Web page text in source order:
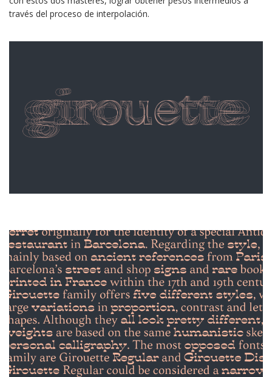
través del proceso de interpolación.